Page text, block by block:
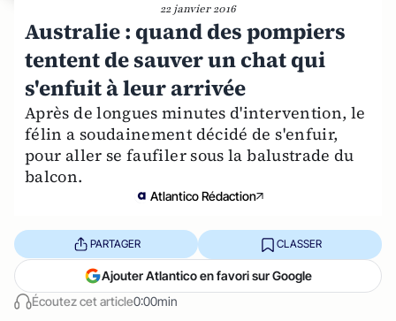
22 janvier 2016
Australie : quand des pompiers
tentent de sauver un chat qui
s'enfuit à leur arrivée
Après de longues minutes d'intervention, le
félin a soudainement décidé de s'enfuir,
pour aller se faufiler sous la balustrade du
balcon.
Atlantico Rédaction
Écoutez cet article0:00min
PARTAGER CLASSER
Ajouter Atlantico en favori sur Google